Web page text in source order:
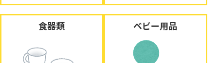
食器類 ベビー用品